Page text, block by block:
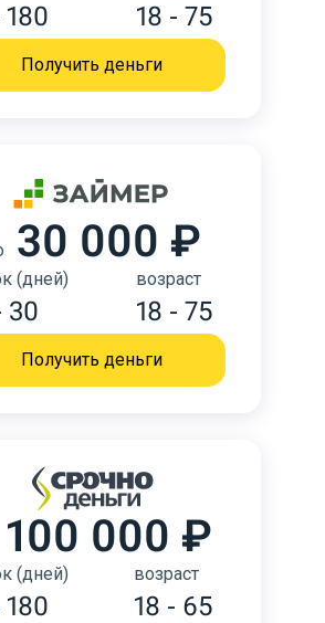
180 18 - 75
Получить деньги
30 000 ₽
(дней)
30
возраст
18 - 75
Получить деньги
100 000 ₽
(дней)
180
возраст
18 - 65